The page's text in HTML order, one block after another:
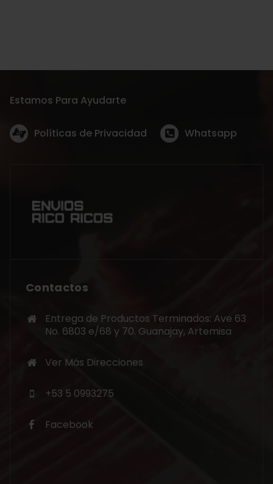
Estamos Para Ayudarte
Políticas de Privacidad Whatsapp
Contactos
Entrega de Productos Terminados: Ave 63
No. 6803 e/68 y 70. Guanajay, Artemisa
Ver Más Direcciones
+53 5 0993275
Facebook